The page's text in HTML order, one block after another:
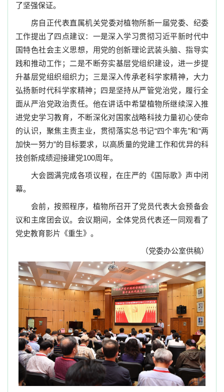
了坚强保证。
房自正代表直属机关党委对植物所新一届党委、纪委
工作提出了四点建议：一是深入学习贯彻习近平新时代中
国特色社会主义思想，用党的创新理论武装头脑、指导实
践和推动工作；二是不断夯实基层党组织建设，进一步提
升基层党组织组织力；三是深入传承老科学家精神，大力
弘扬新时代科学家精神；四是坚持从严管党治党，履行全
面从严治党政治责任。他在讲话中希望植物所继续深入推
进党史学习教育，不断深化对国家战略科技力量初心使命
的认识，聚焦主责主业，贯彻落实总书记“四个率先”和“两
加快一努力”的目标要求，以高质量的党建工作和优异的科
技创新成绩迎接建党100周年。
大会圆满完成各项议程，在庄严的《国际歌》声中闭
幕。
会前，按照程序，植物所召开了党员代表大会预备会
议和主席团会议。会议期间，全体党员代表还一同观看了
党史教育影片《重生》。
（党委办公室供稿）